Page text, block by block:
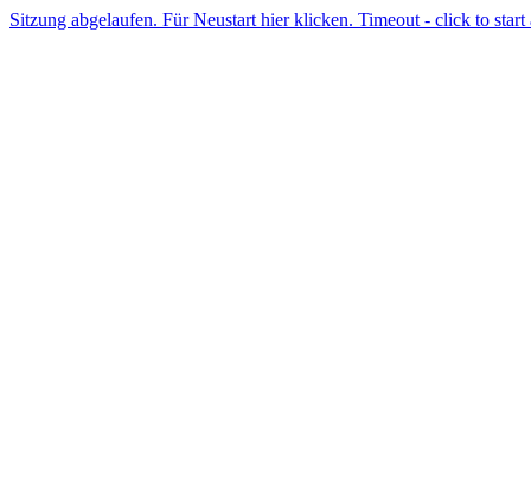
Sitzung abgelaufen. Für Neustart hier klicken. Timeout - click to start